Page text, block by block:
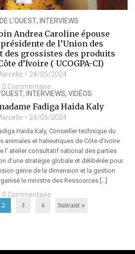
L’OUEST, INTERVIEWS
Andrea Caroline épouse
présidente de l’Union des
des grossistes des produits
d’Ivoire ( UCOGPA-CI)
24/05/2024
0 Commentaire
, INTERVIEWS, VIDÉOS
Fadiga Haida Kaly
24/05/2024
Haida Kaly, Conseiller technique du
animales et halieutiques de Côte d’Ivoire
l’ atelier consultatif national des parties
d’une stratégie globale et délibérée pour
genre de la dimension et la gestion
le ministre des Ressources […]
0 Commentaire
2 3 4 Suivant »